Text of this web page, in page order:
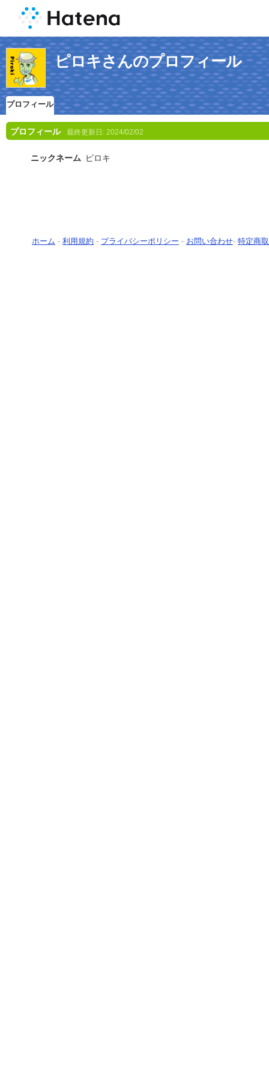
ピロキさんのプロフィール
プロフィール
プロフィール 最終更新日: 2024/02/02
ニックネーム ピロキ
ホーム - 利用規約 - プライバシーポリシー - お問い合わせ- 特定商